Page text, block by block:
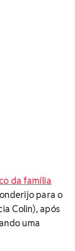
da família
para o
Colin), após
uma